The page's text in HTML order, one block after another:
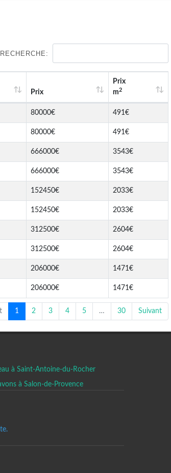
RECHERCHE:
Prix
Prix
m2
80000€ 491€
80000€ 491€
666000€ 3543€
666000€ 3543€
152450€ 2033€
152450€ 2033€
312500€ 2604€
312500€ 2604€
206000€ 1471€
206000€ 1471€
1 2 3 4 5 … 30 Suivant
à Saint-Antoine-du-Rocher
à Salon-de-Provence